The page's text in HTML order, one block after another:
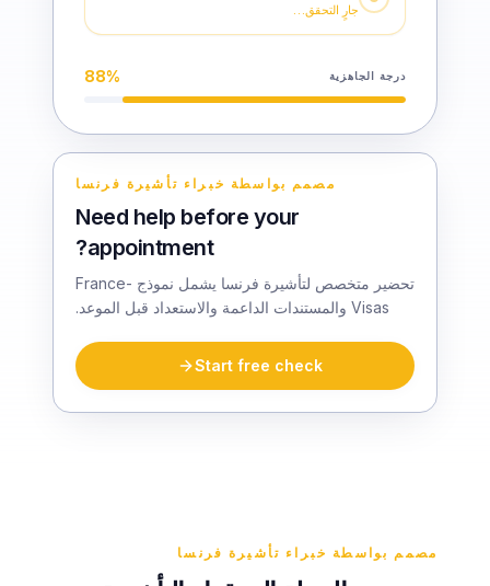
جارٍ التحقق…
درجة الجاهزية 88%
مصمم بواسطة خبراء تأشيرة فرنسا
Need help before your
appointment?
تحضير متخصص لتأشيرة فرنسا يشمل نموذج France-
Visas والمستندات الداعمة والاستعداد قبل الموعد.
Start free check
مصمم بواسطة خبراء تأشيرة فرنسا